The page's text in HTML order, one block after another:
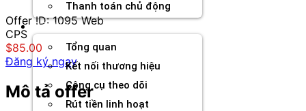
Thanh toán chủ động
Đối tác
Tổng quan
Kết nối thương hiệu
Công cụ theo dõi
Rút tiền linh hoạt
Offer ID: 1095 Web
CPS
$85.00
Đăng ký ngay
Mô tả offer